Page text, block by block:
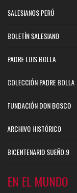
SALESIANOS PERÚ
BOLETÍN SALESIANO
PADRE LUIS BOLLA
COLECCIÓN PADRE BOLLA
FUNDACIÓN DON BOSCO
ARCHIVO HISTÓRICO
BICENTENARIO SUEÑO.9
EN EL MUNDO